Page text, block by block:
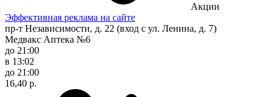
Акции
Эффективная реклама на сайте
пр-т Независимости, д. 22 (вход с ул. Ленина, д. 7)
Медвакс Аптека №6
до 21:00
в 13:02
до 21:00
16,40 р.